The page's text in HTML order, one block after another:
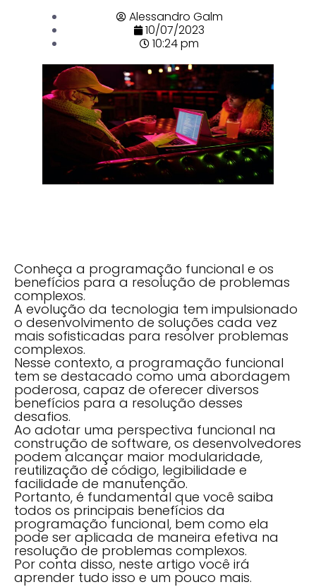
Alessandro Galm
10/07/2023
10:24 pm
Conheça a programação funcional e os
benefícios para a resolução de problemas
complexos.
A evolução da tecnologia tem impulsionado
o desenvolvimento de soluções cada vez
mais sofisticadas para resolver problemas
complexos.
Nesse contexto, a programação funcional
tem se destacado como uma abordagem
poderosa, capaz de oferecer diversos
benefícios para a resolução desses
desafios.
Ao adotar uma perspectiva funcional na
construção de software, os desenvolvedores
podem alcançar maior modularidade,
reutilização de código, legibilidade e
facilidade de manutenção.
Portanto, é fundamental que você saiba
todos os principais benefícios da
programação funcional, bem como ela
pode ser aplicada de maneira efetiva na
resolução de problemas complexos.
Por conta disso, neste artigo você irá
aprender tudo isso e um pouco mais.